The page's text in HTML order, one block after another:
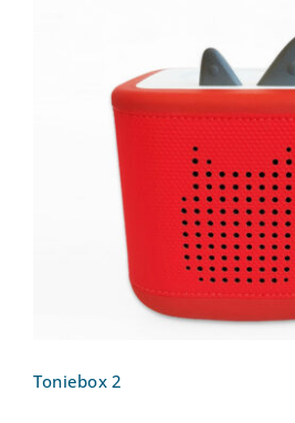
Toniebox 2
Toniebox 2